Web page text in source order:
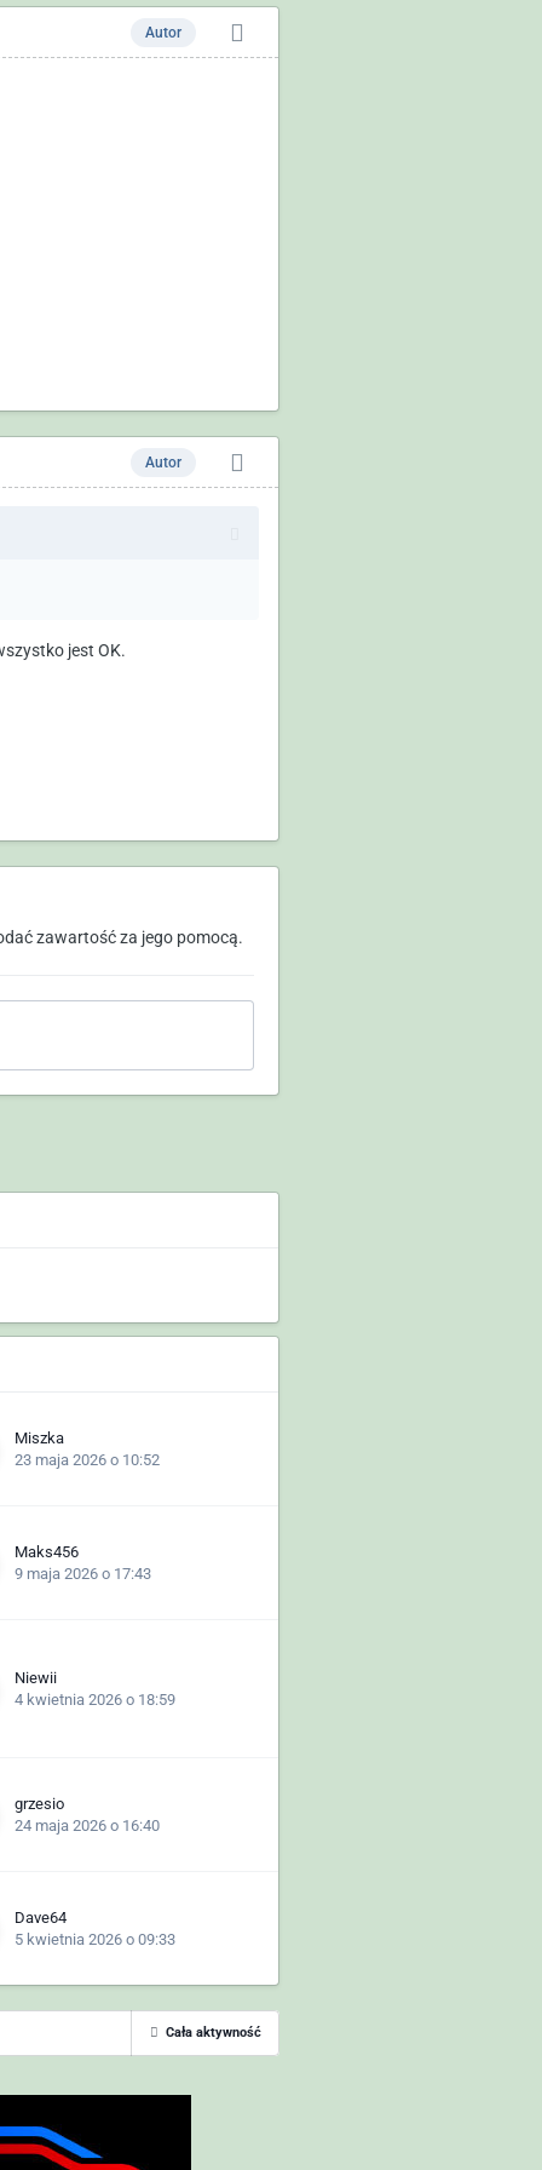
Autor
Autor
jest OK.
zawartość za jego pomocą.
Miszka
23 maja 2026 o 10:52
Maks456
9 maja 2026 o 17:43
Niewii
4 kwietnia 2026 o 18:59
grzesio
24 maja 2026 o 16:40
Dave64
5 kwietnia 2026 o 09:33
Cała aktywność